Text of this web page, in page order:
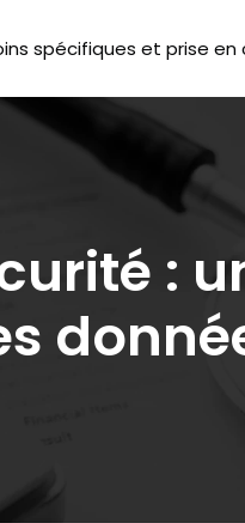
spécifiques et prise en
: